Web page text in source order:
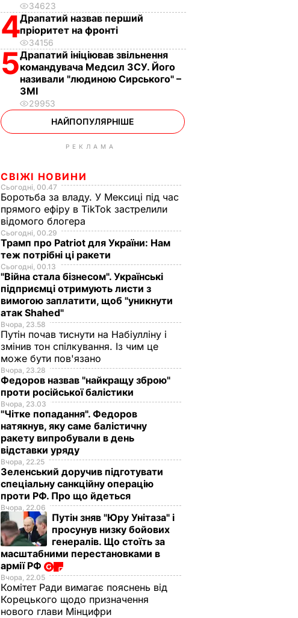
34623
4Драпатий назвав перший
пріоритет на фронті
34156
5Драпатий ініціював звільнення
командувача Медсил ЗСУ. Його
називали "людиною Сирського" –
ЗМІ
29953
НАЙПОПУЛЯРНІШЕ
РЕКЛАМА
СВІЖІ НОВИНИ
Сьогодні, 00.47
Боротьба за владу. У Мексиці під час
прямого ефіру в TikTok застрелили
відомого блогера
Сьогодні, 00.29
Трамп про Patriot для України: Нам
теж потрібні ці ракети
Сьогодні, 00.13
"Війна стала бізнесом". Українські
підприємці отримують листи з
вимогою заплатити, щоб "уникнути
атак Shahed"
Вчора, 23.58
Путін почав тиснути на Набіулліну і
змінив тон спілкування. Із чим це
може бути пов'язано
Вчора, 23.28
Федоров назвав "найкращу зброю"
проти російської балістики
Вчора, 23.03
"Чітке попадання". Федоров
натякнув, яку саме балістичну
ракету випробували в день
відставки уряду
Вчора, 22.25
Зеленський доручив підготувати
спеціальну санкційну операцію
проти РФ. Про що йдеться
Вчора, 22.06
Путін зняв "Юру Унітаза" і
просунув низку бойових
генералів. Що стоїть за
масштабними перестановками в
армії РФ
Вчора, 22.05
Комітет Ради вимагає пояснень від
Корецького щодо призначення
нового глави Мінцифри